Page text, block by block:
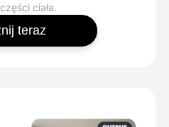
ciała.
teraz